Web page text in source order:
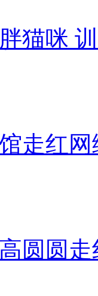
猫咪
走红网
圆圆走